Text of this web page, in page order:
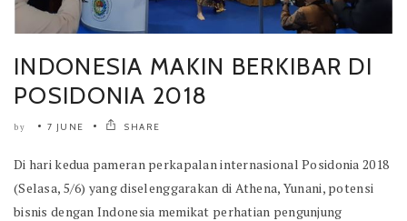
INDONESIA MAKIN BERKIBAR DI
POSIDONIA 2018
by 7 JUNE SHARE
Di hari kedua pameran perkapalan internasional Posidonia 2018
(Selasa, 5/6) yang diselenggarakan di Athena, Yunani, potensi
bisnis dengan Indonesia memikat perhatian pengunjung